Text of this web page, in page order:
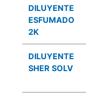
DILUYENTE
ESFUMADO
2K
DILUYENTE
SHER SOLV